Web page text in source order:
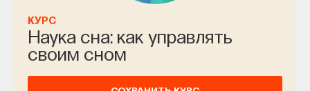
КУРС
Наука сна: как управлять
своим сном